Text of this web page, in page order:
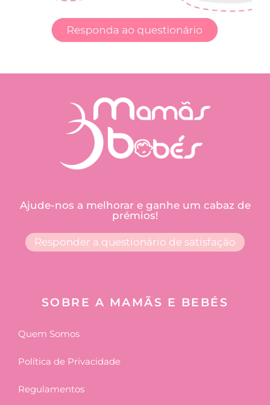
Ajude-nos a melhorar e ganhe um cabaz de
prémios!
Responder a questionário de satisfação
SOBRE A MAMÃS E BEBÉS
Quem Somos
Política de Privacidade
Regulamentos